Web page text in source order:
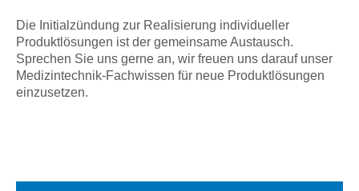
Die Initialzündung zur Realisierung individueller
Produktlösungen ist der gemeinsame Austausch.
Sprechen Sie uns gerne an, wir freuen uns darauf unser
Medizintechnik-Fachwissen für neue Produktlösungen
einzusetzen.